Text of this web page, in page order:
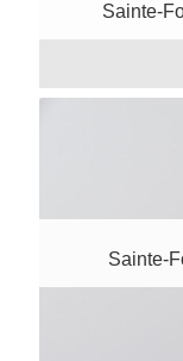
Sainte-
Sainte-